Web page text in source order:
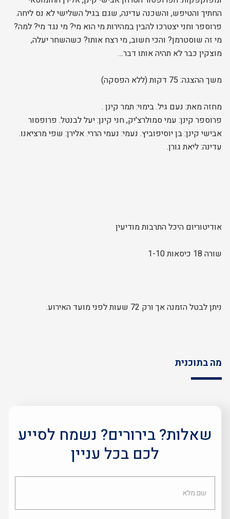
החתיך והטיפש, והשכנה עדינה, שגם בגיל השלישי לא נס ליחה.
פרוספר וחני יצטרכו להבין במהירות מי הוא מי? מי נגד מי? למה?
מי זה שוסטרמן? והכי חשוב, מי רצח אותו? כשהשחר יעלה,
מוצקין כבר לא תהיה אותו דבר…
משך ההצגה: 75 דקות (ללא הפסקה)
מחזה מאת: נעם גיל. בימוי: תמר קינן .
פרוספר קינן: עמי סמולרצ'יק, חני קינן: יעל לבנטל. פרופסור
אבישי קינן: בן יוסיפוביץ. נעמי: נעמי הררי. אלירן: שפי מרציאנו.
עדינה: ליאת גורן.
אודיטוריום היכל התרבות מודיעין
שורה 18 כיסאות 1-10
ניתן לבטל הזמנה אך ורק 72 שעות לפני מועד האירוע.
מה בתוכנית
שאלות? בירורים? נשמח לסייע
לכם בכל עניין
שם
מלא